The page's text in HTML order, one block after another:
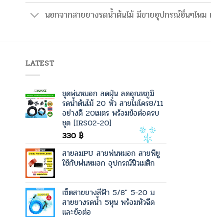
นอกจากสายยางรดน้ำต้นไม้ มีขายอุปกรณ์อื่นๆไหม
LATEST
ชุดพ่นหมอก ลดฝุ่น ลดอุณหภูมิ
รดน้ำต้นไม้ 20 หัว สายไมโคร8/11
อย่างดี 20เมตร พร้อมข้อต่อครบ
ชุด [IRS02-20]
330 ฿
สายลมPU สายพ่นหมอก สายพียู
ใช้กับพ่นหมอก อุปกรณ์นิวเมติก
เซ็ตสายยางสีฟ้า 5/8" 5-20 ม
สายยางรดน้ำ 5หุน พร้อมหัวฉีด
และข้อต่อ